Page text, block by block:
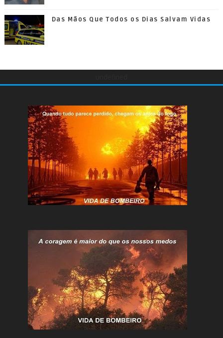
Das Mãos Que Todos os Dias Salvam Vidas